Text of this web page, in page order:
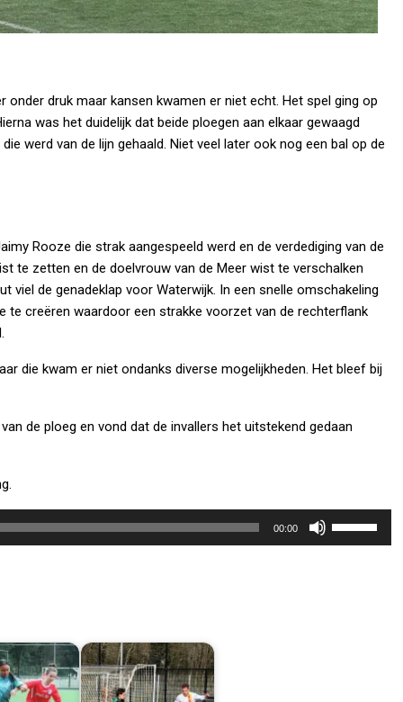
druk maar kansen kwamen er niet echt. Het spel ging op
was het duidelijk dat beide ploegen aan elkaar gewaagd
werd van de lijn gehaald. Niet veel later ook nog een bal op de
Rooze die strak aangespeeld werd en de verdediging van de
te zetten en de doelvrouw van de Meer wist te verschalken
de genadeklap voor Waterwijk. In een snelle omschakeling
te creëren waardoor een strakke voorzet van de rechterflank
die kwam er niet ondanks diverse mogelijkheden. Het bleef bij
de ploeg en vond dat de invallers het uitstekend gedaan
00:00